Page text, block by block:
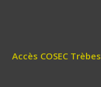
Accès COSEC Trèbes